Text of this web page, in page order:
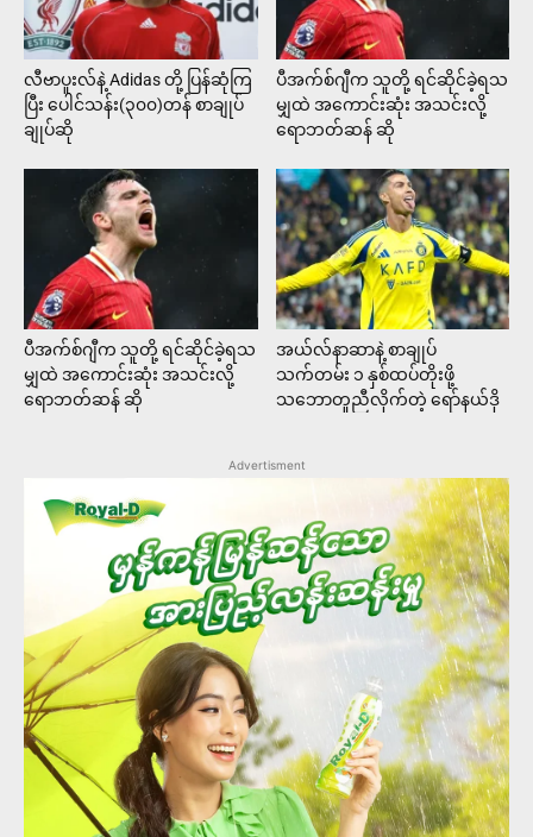
လီဗာပူးလ်နဲ့ Adidas တို့ ပြန်ဆုံကြ
ပြီး ပေါင်သန်း(၃၀၀)တန် စာချုပ်
ချုပ်ဆို
ပီအက်စ်ဂျီက သူတို့ ရင်ဆိုင်ခဲ့ရသ
မျှထဲ အကောင်းဆုံး အသင်းလို့
ရောဘတ်ဆန် ဆို
ပီအက်စ်ဂျီက သူတို့ ရင်ဆိုင်ခဲ့ရသ
မျှထဲ အကောင်းဆုံး အသင်းလို့
ရောဘတ်ဆန် ဆို
အယ်လ်နာဆာနဲ့ စာချုပ်
သက်တမ်း ၁ နှစ်ထပ်တိုးဖို့
သဘောတူညီလိုက်တဲ့ ရော်နယ်ဒို
Advertisment